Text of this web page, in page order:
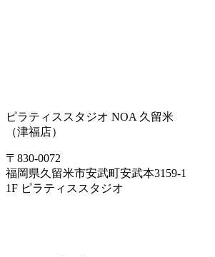
ピラティススタジオ NOA 久留米
（津福店）
〒830-0072
福岡県久留米市安武町安武本3159-1
1F ピラティススタジオ